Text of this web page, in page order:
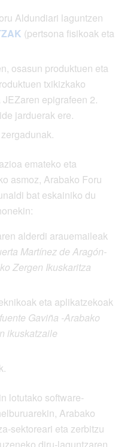
Aldundiari laguntzen
(pertsona fisikoak eta
osasun produktuen eta
txikizkako
epigrafeen 2.
jarduerak ere.
emateko eta
asmoz, Arabako Foru
bat eskainiko du
alderdi arauemaileak
Martínez de Aragón-
Zergen Ikuskaritza
eta aplikatzekoak
Gaviña -Arabako
ikuskatzaile
lotutako software-
Arabako
sektoreari eta zerbitzu